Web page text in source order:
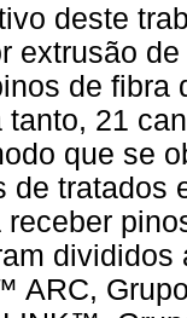
deste
extrusão
de fibra
tanto, 21
que se
de tratados
receber
ARC,